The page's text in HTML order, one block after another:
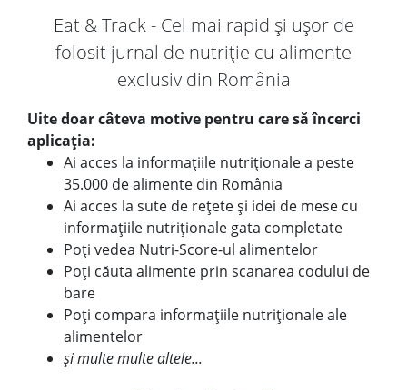
Eat & Track - Cel mai rapid și ușor de
folosit jurnal de nutriție cu alimente
exclusiv din România
Uite doar câteva motive pentru care să încerci
aplicația:
Ai acces la informațiile nutriționale a peste
35.000 de alimente din România
Ai acces la sute de rețete și idei de mese cu
informațiile nutriționale gata completate
Poți vedea Nutri-Score-ul alimentelor
Poți căuta alimente prin scanarea codului de
bare
Poți compara informațiile nutriționale ale
alimentelor
și multe multe altele...